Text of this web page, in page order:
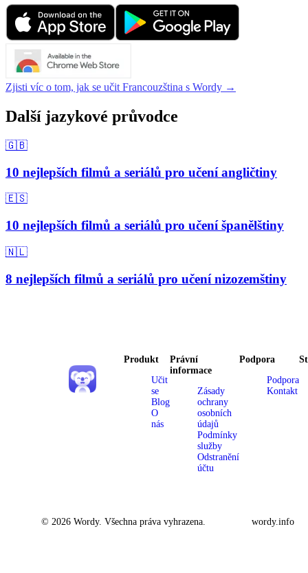
Zjisti víc o tom, jak se učit Francouzština s Wordy →
Další jazykové průvodce
🇬🇧
10 nejlepších filmů a seriálů pro učení angličtiny
🇪🇸
10 nejlepších filmů a seriálů pro učení španělštiny
🇳🇱
8 nejlepších filmů a seriálů pro učení nizozemštiny
Produkt
Učit
se
Blog
O
nás
Právní
informace
Zásady
ochrany
osobních
údajů
Podmínky
služby
Odstranění
účtu
Podpora
Podpora
Kontakt
© 2026 Wordy. Všechna práva vyhrazena. wordy.info